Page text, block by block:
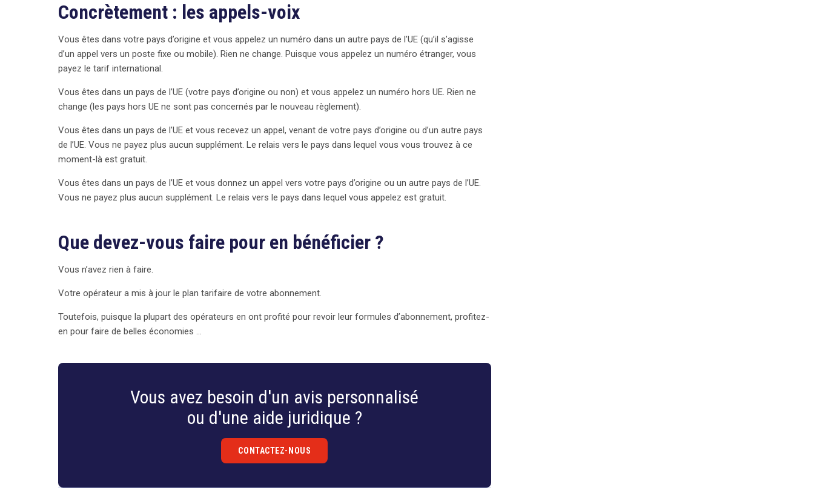
Concrètement : les appels-voix
Vous êtes dans votre pays d’origine et vous appelez un numéro dans un autre pays de l’UE (qu’il s’agisse
d’un appel vers un poste fixe ou mobile). Rien ne change. Puisque vous appelez un numéro étranger, vous
payez le tarif international.
Vous êtes dans un pays de l’UE (votre pays d’origine ou non) et vous appelez un numéro hors UE. Rien ne
change (les pays hors UE ne sont pas concernés par le nouveau règlement).
Vous êtes dans un pays de l’UE et vous recevez un appel, venant de votre pays d’origine ou d’un autre pays
de l’UE. Vous ne payez plus aucun supplément. Le relais vers le pays dans lequel vous vous trouvez à ce
moment-là est gratuit.
Vous êtes dans un pays de l’UE et vous donnez un appel vers votre pays d’origine ou un autre pays de l’UE.
Vous ne payez plus aucun supplément. Le relais vers le pays dans lequel vous appelez est gratuit.
Que devez-vous faire pour en bénéficier ?
Vous n’avez rien à faire.
Votre opérateur a mis à jour le plan tarifaire de votre abonnement.
Toutefois, puisque la plupart des opérateurs en ont profité pour revoir leur formules d’abonnement, profitez-
en pour faire de belles économies …
Vous avez besoin d'un avis personnalisé
ou d'une aide juridique ?
CONTACTEZ-NOUS